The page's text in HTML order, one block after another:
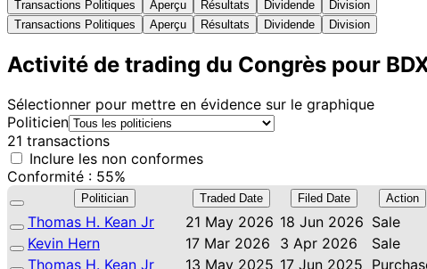
Transactions Politiques Aperçu Résultats Dividende
Division
Transactions Politiques
Aperçu Résultats Dividende Division
Activité de trading du Congrès pour
Sélectionner pour mettre en évidence sur le graphique
Politicien
21 transactions
Inclure les non conformes
Conformité : 55%
Politician Traded Date Filed Date Action
Thomas H. Kean Jr 21 May 2026 18 Jun 2026 Sale
Kevin Hern
17 Mar 2026 3 Apr 2026 Sale
Thomas H. Kean Jr
13 May 2025 17 Jun 2025